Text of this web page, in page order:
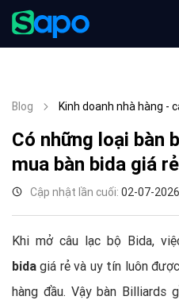
Blog Kinh doanh nhà hàng -
Có những loại bàn
mua bàn bida giá
Cập nhật lần cuối: 02-07-2026
Khi mở câu lạc bộ Bida,
bida giá rẻ và uy tín luôn
hàng đầu. Vậy bàn Billiards